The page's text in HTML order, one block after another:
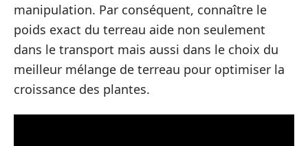
manipulation. Par conséquent, connaître le
poids exact du terreau aide non seulement
dans le transport mais aussi dans le choix du
meilleur mélange de terreau pour optimiser la
croissance des plantes.